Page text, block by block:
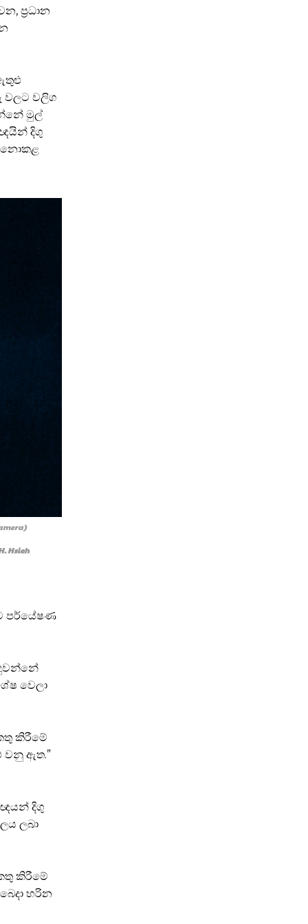
ප්‍රධාන
වලට වලිග
මුල්
දිගු
නොකළ
Hsieh
පර්යේෂණ
වෙලා
කිරීමේ
වනු ඇත.”
දිගු
ලබා
කිරීමේ
හරින